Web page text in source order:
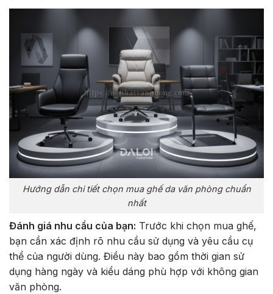
Hướng dẫn chi tiết chọn mua ghế da văn phòng chuẩn
nhất
Đánh giá nhu cầu của bạn: Trước khi chọn mua ghế,
bạn cần xác định rõ nhu cầu sử dụng và yêu cầu cụ
thể của người dùng. Điều này bao gồm thời gian sử
dụng hàng ngày và kiểu dáng phù hợp với không gian
văn phòng.